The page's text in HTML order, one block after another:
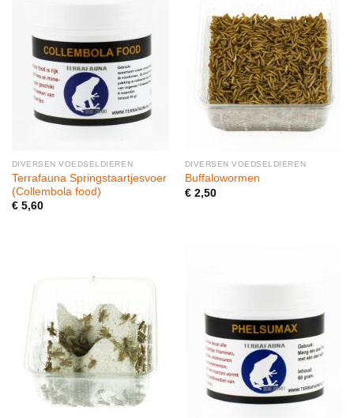
DIVERSEN VOEDSELDIEREN
Terrafauna Springstaartjesvoer
(Collembola food)
€5,60
DIVERSEN VOEDSELDIEREN
Buffalowormen
€2,50